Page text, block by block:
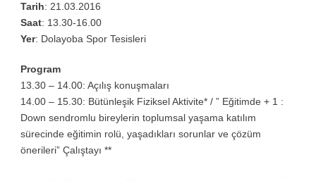
Tarih: 21.03.2016
Saat: 13.30-16.00
Yer: Dolayoba Spor Tesisleri
Program
13.30 – 14.00: Açılış konuşmaları
14.00 – 15.30: Bütünleşik Fiziksel Aktivite* / ” Eğitimde + 1 :
Down sendromlu bireylerin toplumsal yaşama katılım
sürecinde eğitimin rolü, yaşadıkları sorunlar ve çözüm
önerileri” Çalıştayı **